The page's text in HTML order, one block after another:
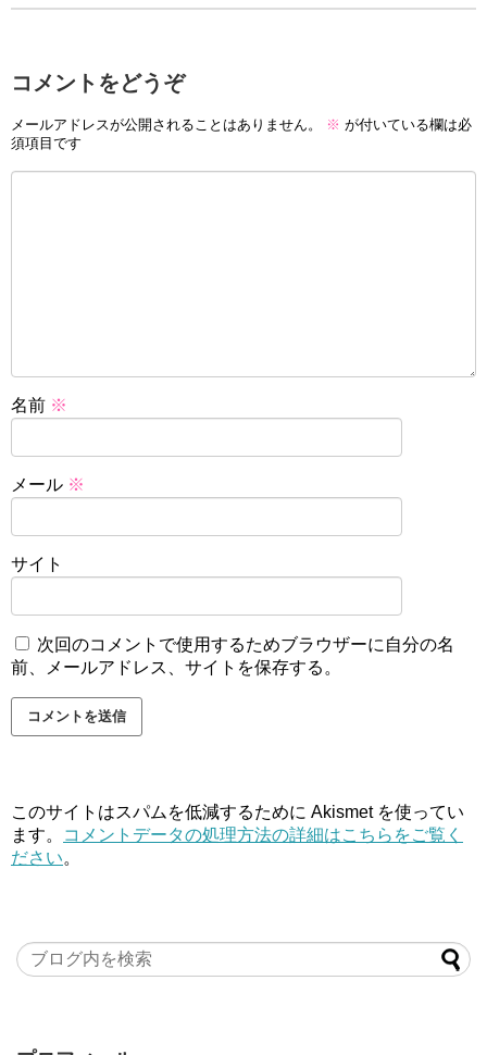
コメントをどうぞ
メールアドレスが公開されることはありません。 ※ が付いている欄は必
須項目です
名前 ※
メール ※
サイト
次回のコメントで使用するためブラウザーに自分の名
前、メールアドレス、サイトを保存する。
このサイトはスパムを低減するために Akismet を使ってい
ます。
コメントデータの処理方法の詳細はこちらをご覧く
ださい。